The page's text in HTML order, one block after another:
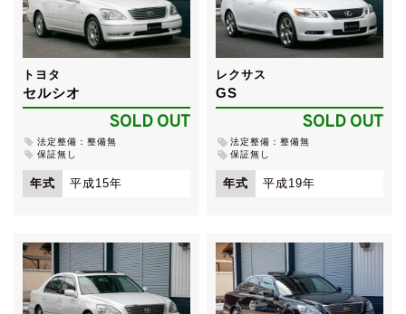
トヨタ
セルシオ
SOLD OUT
法定整備：整備無
保証無し
年式 平成15年
レクサス
GS
SOLD OUT
法定整備：整備無
保証無し
年式 平成19年